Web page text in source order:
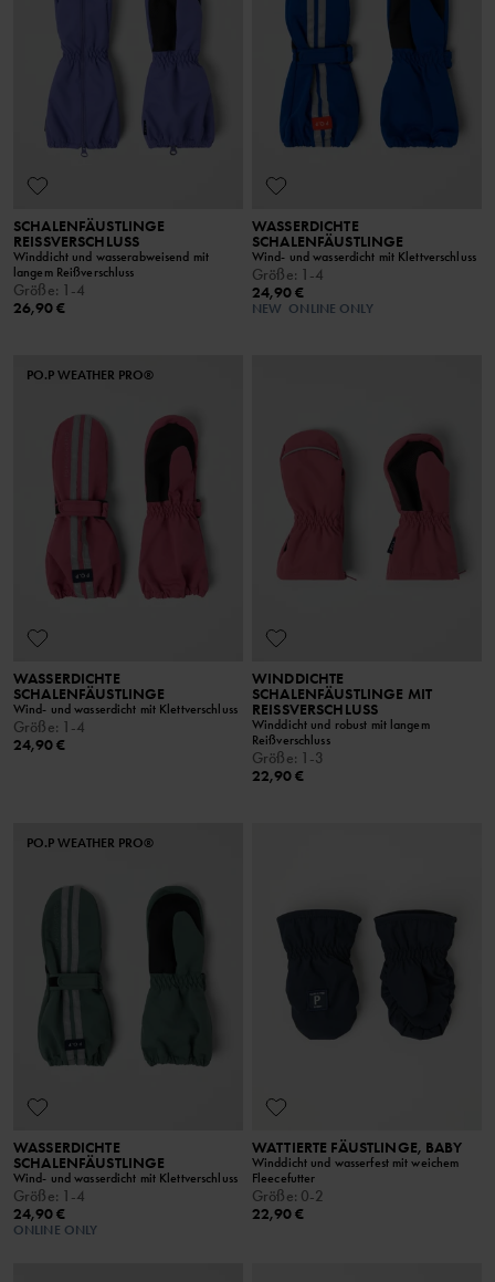
SCHALENFÄUSTLINGE
REISSVERSCHLUSS
Winddicht und wasserabweisend mit
langem Reißverschluss
Größe: 1-4
26,90 €
WASSERDICHTE
SCHALENFÄUSTLINGE
Wind- und wasserdicht mit Klettverschluss
Größe: 1-4
24,90 €
NEW ONLINE ONLY
PO.P WEATHER PRO®
WASSERDICHTE
SCHALENFÄUSTLINGE
Wind- und wasserdicht mit Klettverschluss
Größe: 1-4
24,90 €
WINDDICHTE
SCHALENFÄUSTLINGE MIT
REISSVERSCHLUSS
Winddicht und robust mit langem
Reißverschluss
Größe: 1-3
22,90 €
PO.P WEATHER PRO®
WASSERDICHTE
SCHALENFÄUSTLINGE
Wind- und wasserdicht mit Klettverschluss
Größe: 1-4
24,90 €
ONLINE ONLY
WATTIERTE FÄUSTLINGE, BABY
Winddicht und wasserfest mit weichem
Fleecefutter
Größe: 0-2
22,90 €